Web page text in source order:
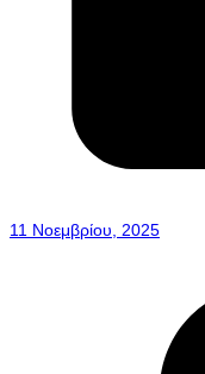
11 Νοεμβρίου, 2025